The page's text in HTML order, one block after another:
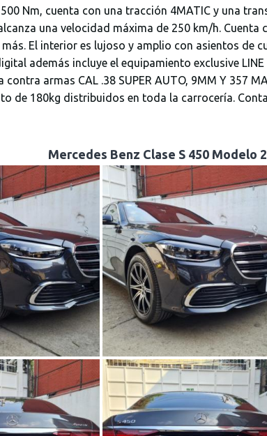
Nm, cuenta con una tracción 4MATIC y una
una velocidad máxima de 250 km/h.
más. El interior es lujoso y amplio con asientos de
además incluye el equipamiento exclusive
armas CAL .38 SUPER AUTO, 9MM Y 357
de 180kg distribuidos en toda la carrocería.
Mercedes Benz Clase S 450 Modelo